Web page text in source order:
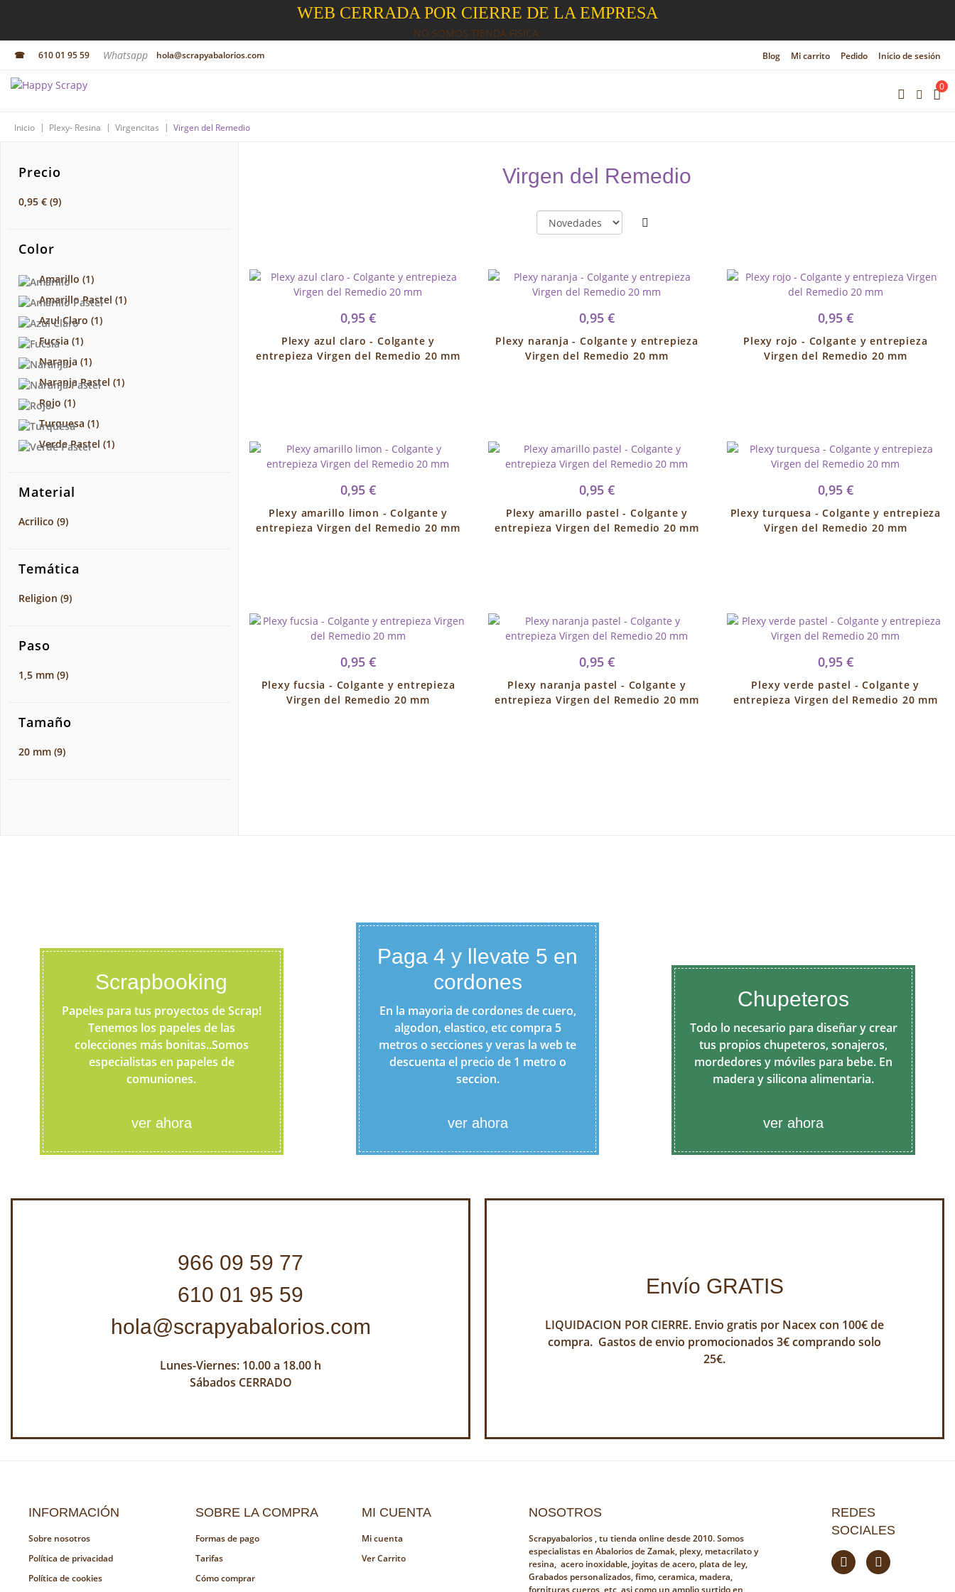
WEB CERRADA POR CIERRE DE LA EMPRESA
NO SOMOS TIENDA FISICA
☎ 610 01 95 59 Whatsapp hola@scrapyabalorios.com Blog Mi carrito Pedido Inicio de sesión
0
Inicio | Plexy- Resina | Virgencitas | Virgen del Remedio
Virgen del Remedio
0,95 €
Plexy azul claro - Colgante y
entrepieza Virgen del Remedio 20 mm
0,95 €
Plexy naranja - Colgante y entrepieza
Virgen del Remedio 20 mm
0,95 €
Plexy rojo - Colgante y entrepieza
Virgen del Remedio 20 mm
0,95 €
Plexy amarillo limon - Colgante y
entrepieza Virgen del Remedio 20 mm
0,95 €
Plexy amarillo pastel - Colgante y
entrepieza Virgen del Remedio 20 mm
0,95 €
Plexy turquesa - Colgante y entrepieza
Virgen del Remedio 20 mm
0,95 €
Plexy fucsia - Colgante y entrepieza
Virgen del Remedio 20 mm
0,95 €
Plexy naranja pastel - Colgante y
entrepieza Virgen del Remedio 20 mm
0,95 €
Plexy verde pastel - Colgante y
entrepieza Virgen del Remedio 20 mm
Precio
0,95 € (9)
Color
Amarillo (1)
Amarillo Pastel (1)
Azul Claro (1)
Fucsia (1)
Naranja (1)
Naranja Pastel (1)
Rojo (1)
Turquesa (1)
Verde Pastel (1)
Material
Acrilico (9)
Temática
Religion (9)
Paso
1,5 mm (9)
Tamaño
20 mm (9)
Scrapbooking
Papeles para tus proyectos de Scrap!
Tenemos los papeles de las
colecciones más bonitas..Somos
especialistas en papeles de
comuniones.
ver ahora
Paga 4 y llevate 5 en
cordones
En la mayoria de cordones de cuero,
algodon, elastico, etc compra 5
metros o secciones y veras la web te
descuenta el precio de 1 metro o
seccion.
ver ahora
Chupeteros
Todo lo necesario para diseñar y crear
tus propios chupeteros, sonajeros,
mordedores y móviles para bebe. En
madera y silicona alimentaria.
ver ahora
966 09 59 77
610 01 95 59
hola@scrapyabalorios.com
Lunes-Viernes: 10.00 a 18.00 h
Sábados CERRADO
Envío GRATIS
LIQUIDACION POR CIERRE. Envio gratis por Nacex con 100€ de
compra. Gastos de envio promocionados 3€ comprando solo
25€.
REDES
SOCIALES
INFORMACIÓN
Sobre nosotros
Política de privacidad
Política de cookies
SOBRE LA COMPRA
Formas de pago
Tarifas
Cómo comprar
MI CUENTA
Mi cuenta
Ver Carrito
NOSOTROS
Scrapyabalorios , tu tienda online desde 2010. Somos
especialistas en Abalorios de Zamak, plexy, metacrilato y
resina, acero inoxidable, joyitas de acero, plata de ley,
Grabados personalizados, fimo, ceramica, madera,
fornituras,cueros, etc, asi como un amplio surtido en